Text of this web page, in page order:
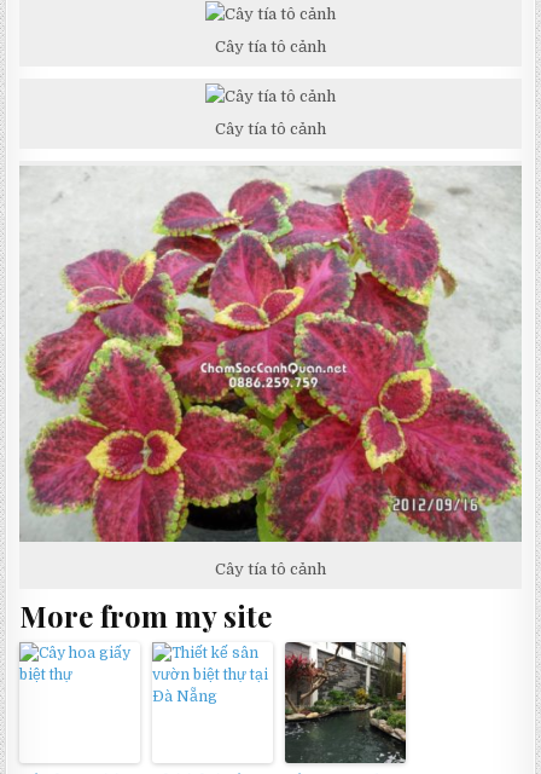
Cây tía tô cảnh
Cây tía tô cảnh
Cây tía tô cảnh
More from my site